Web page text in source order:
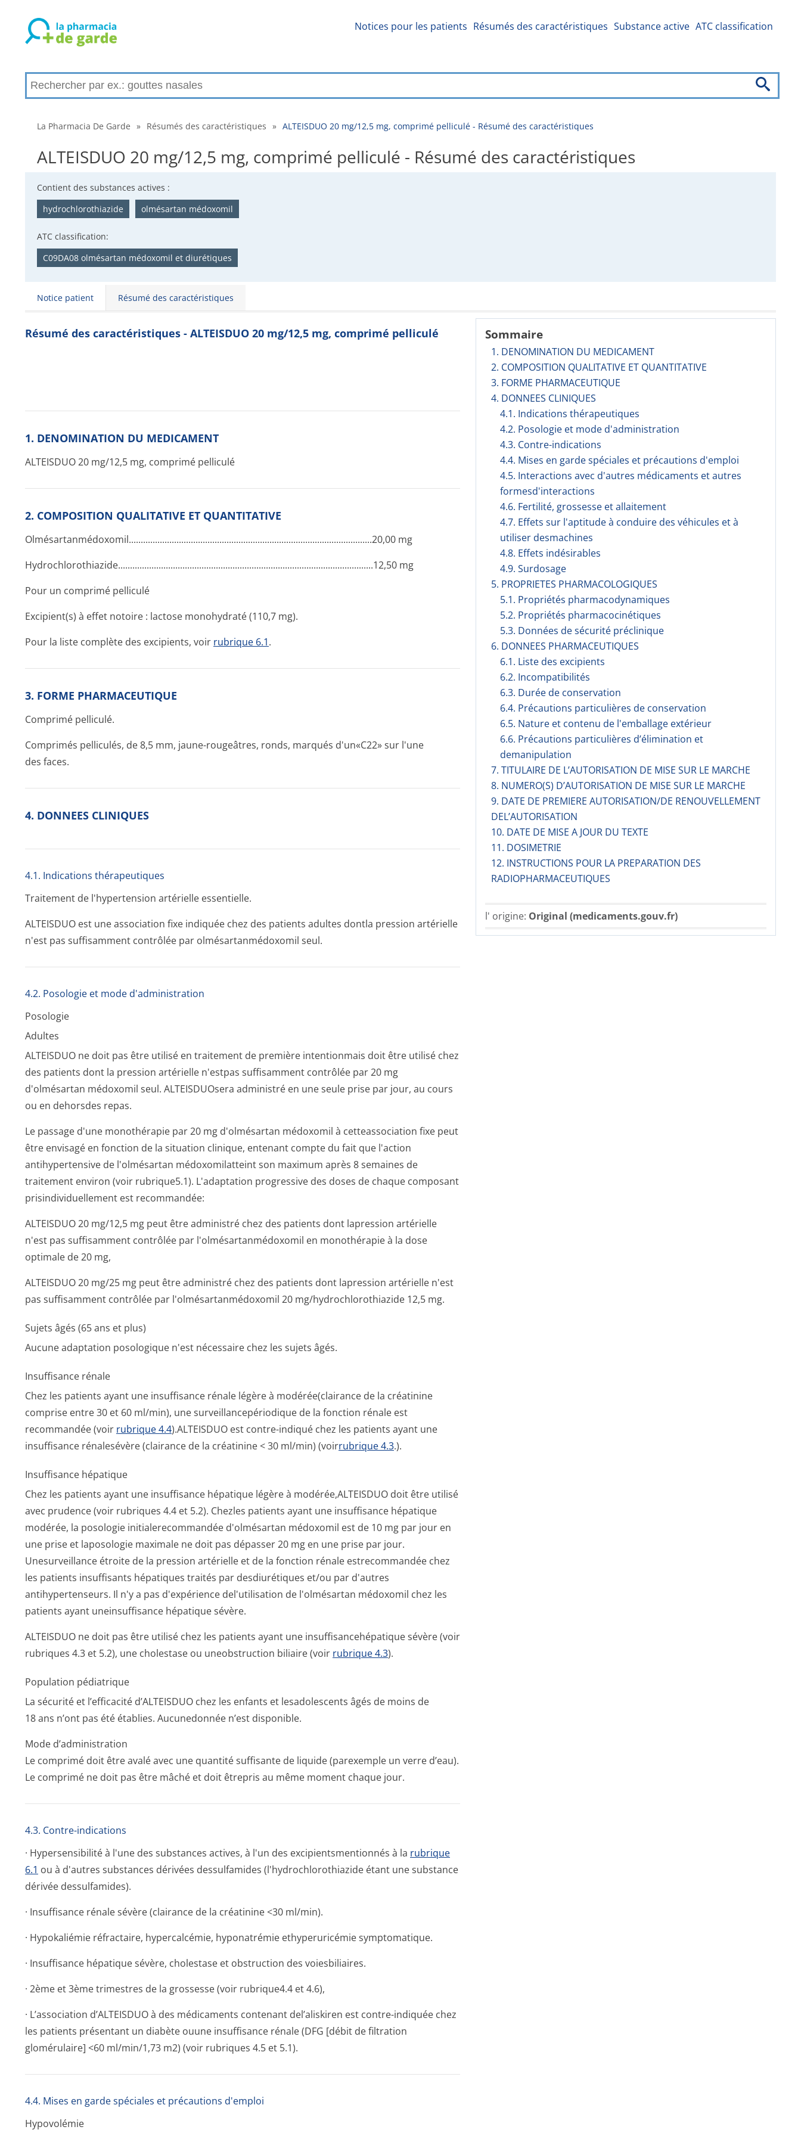
Notices pour les patients Résumés des caractéristiques Substance active ATC classification
La Pharmacia De Garde » Résumés des caractéristiques » ALTEISDUO 20 mg/12,5 mg, comprimé pelliculé - Résumé des caractéristiques
ALTEISDUO 20 mg/12,5 mg, comprimé pelliculé - Résumé des caractéristiques
Contient des substances actives :
hydrochlorothiazide
olmésartan médoxomil
ATC classification:
C09DA08 olmésartan médoxomil et diurétiques
Notice patient Résumé des caractéristiques
Sommaire
1. DENOMINATION DU MEDICAMENT
2. COMPOSITION QUALITATIVE ET QUANTITATIVE
3. FORME PHARMACEUTIQUE
4. DONNEES CLINIQUES
4.1. Indications thérapeutiques
4.2. Posologie et mode d'administration
4.3. Contre-indications
4.4. Mises en garde spéciales et précautions d'emploi
4.5. Interactions avec d'autres médicaments et autres
formesd'interactions
4.6. Fertilité, grossesse et allaitement
4.7. Effets sur l'aptitude à conduire des véhicules et à
utiliser desmachines
4.8. Effets indésirables
4.9. Surdosage
5. PROPRIETES PHARMACOLOGIQUES
5.1. Propriétés pharmacodynami­ques
5.2. Propriétés pharmacocinéti­ques
5.3. Données de sécurité préclinique
6. DONNEES PHARMACEUTIQUES
6.1. Liste des excipients
6.2. Incompati­bilités
6.3. Durée de conservation
6.4. Précautions particulières de conservation
6.5. Nature et contenu de l'emballage extérieur
6.6. Précautions particulières d’élimination et
demanipulation
7. TITULAIRE DE L’AUTORISATION DE MISE SUR LE MARCHE
8. NUMERO(S) D’AUTORISATION DE MISE SUR LE MARCHE
9. DATE DE PREMIERE AUTORISATION/DE RENOUVELLEMENT
DEL’AUTORISATION
10. DATE DE MISE A JOUR DU TEXTE
11. DOSIMETRIE
12. INSTRUCTIONS POUR LA PREPARATION DES
RADIOPHARMACE­UTIQUES
l' origine: Original (medicaments.gouv.fr)
Résumé des caractéristiques - ALTEISDUO 20 mg/12,5 mg, comprimé pelliculé
1. DENOMINATION DU MEDICAMENT
ALTEISDUO 20 mg/12,5 mg, comprimé pelliculé
2. COMPOSITION QUALITATIVE ET QUANTITATIVE
Olmésartanmédo­xomil........­.............­.............­.............­.............­.............­.............­.............­...20,00 mg
Hydrochlorothi­azide........­.............­.............­.............­.............­.............­.............­.............­........12,50 mg
Pour un comprimé pelliculé
Excipient(s) à effet notoire : lactose monohydraté (110,7 mg).
Pour la liste complète des excipients, voir rubrique 6.1.
3. FORME PHARMACEUTIQUE
Comprimé pelliculé.
Comprimés pelliculés, de 8,5 mm, jaune-rougeâtres, ronds, marqués d'un«C22» sur l'une
des faces.
4. DONNEES CLINIQUES
4.1. Indications thérapeutiques
Traitement de l'hypertension artérielle essentielle.
ALTEISDUO est une association fixe indiquée chez des patients adultes dontla pression artérielle
n'est pas suffisamment contrôlée par olmésartanmédo­xomil seul.
4.2. Posologie et mode d'administration
Posologie
Adultes
ALTEISDUO ne doit pas être utilisé en traitement de première intentionmais doit être utilisé chez
des patients dont la pression artérielle n'estpas suffisamment contrôlée par 20 mg
d'olmésartan médoxomil seul. ALTEISDUOsera administré en une seule prise par jour, au cours
ou en dehorsdes repas.
Le passage d'une monothérapie par 20 mg d'olmésartan médoxomil à cetteassociation fixe peut
être envisagé en fonction de la situation clinique, entenant compte du fait que l'action
antihypertensive de l'olmésartan médoxomilatteint son maximum après 8 semaines de
traitement environ (voir rubrique5.1). L'adaptation progressive des doses de chaque composant
prisindividue­llement est recommandée:
ALTEISDUO 20 mg/12,5 mg peut être administré chez des patients dont lapression artérielle
n'est pas suffisamment contrôlée par l'olmésartanmé­doxomil en monothérapie à la dose
optimale de 20 mg,
ALTEISDUO 20 mg/25 mg peut être administré chez des patients dont lapression artérielle n'est
pas suffisamment contrôlée par l'olmésartanmé­doxomil 20 mg/hydrochlo­rothiazide 12,5 mg.
Sujets âgés (65 ans et plus)
Aucune adaptation posologique n'est nécessaire chez les sujets âgés.
Insuffisance rénale
Chez les patients ayant une insuffisance rénale légère à modérée(clairance de la créatinine
comprise entre 30 et 60 ml/min), une surveillancepé­riodique de la fonction rénale est
recommandée (voir rubrique 4.4).ALTEISDUO est contre-indiqué chez les patients ayant une
insuffisance rénalesévère (clairance de la créatinine < 30 ml/min) (voirrubrique 4.3.).
Insuffisance hépatique
Chez les patients ayant une insuffisance hépatique légère à modérée,ALTEISDUO doit être utilisé
avec prudence (voir rubriques 4.4 et 5.2). Chezles patients ayant une insuffisance hépatique
modérée, la posologie initialerecommandée d'olmésartan médoxomil est de 10 mg par jour en
une prise et laposologie maximale ne doit pas dépasser 20 mg en une prise par jour.
Unesurveillance étroite de la pression artérielle et de la fonction rénale estrecommandée chez
les patients insuffisants hépatiques traités par desdiurétiques et/ou par d'autres
antihypertenseurs. Il n'y a pas d'expérience del'utilisation de l'olmésartan médoxomil chez les
patients ayant uneinsuffisance hépatique sévère.
ALTEISDUO ne doit pas être utilisé chez les patients ayant une insuffisancehé­patique sévère (voir
rubriques 4.3 et 5.2), une cholestase ou uneobstruction biliaire (voir rubrique 4.3).
Population pédiatrique
La sécurité et l’efficacité d’ALTEISDUO chez les enfants et lesadolescents âgés de moins de
18 ans n’ont pas été établies. Aucunedonnée n’est disponible.
Mode d’administration
Le comprimé doit être avalé avec une quantité suffisante de liquide (parexemple un verre d’eau).
Le comprimé ne doit pas être mâché et doit êtrepris au même moment chaque jour.
4.3. Contre-indications
· Hypersensibilité à l'une des substances actives, à l'un des excipientsmen­tionnés à la rubrique
6.1 ou à d'autres substances dérivées dessulfamides (l'hydrochlorot­hiazide étant une substance
dérivée dessulfamides).
· Insuffisance rénale sévère (clairance de la créatinine <30 ml/min).
· Hypokaliémie réfractaire, hypercalcémie, hyponatrémie ethyperuricémie symptomatique.
· Insuffisance hépatique sévère, cholestase et obstruction des voiesbiliaires.
· 2ème et 3ème trimestres de la grossesse (voir rubrique4.4 et 4­.6),
· L’association d’ALTEISDUO à des médicaments contenant del’aliskiren est contre-indiquée chez
les patients présentant un diabète ouune insuffisance rénale (DFG [débit de filtration
glomérulaire] <60 ml/min/1,73 m2) (voir rubriques 4.5 et 5.1).
4.4. Mises en garde spéciales et précautions d'emploi
Hypovolémie